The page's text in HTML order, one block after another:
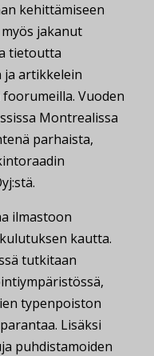
kehittämiseen
jakanut
tietoutta
ja artikkelein
Vuoden
Montrealissa
parhaista,
ilmastoon
kautta.
tutkitaan
typenpoiston
Lisäksi
puhdistamoiden